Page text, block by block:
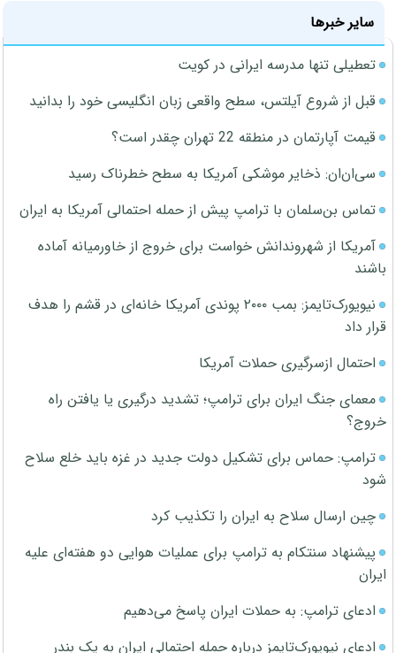
سایر خبرها
تعطیلی تنها مدرسه ایرانی در کویت
قبل از شروع آیلتس، سطح واقعی زبان انگلیسی خود را بدانید
قیمت آپارتمان در منطقه 22 تهران چقدر است؟
سی‌ان‌ان: ذخایر موشکی آمریکا به سطح خطرناک رسید
تماس بن‌سلمان با ترامپ پیش از حمله احتمالی آمریکا به ایران
آمریکا از شهروندانش خواست برای خروج از خاورمیانه آماده
باشند
نیویورک‌تایمز: بمب ۲۰۰۰ پوندی آمریکا خانه‌ای در قشم را هدف
قرار داد
احتمال ازسرگیری حملات آمریکا
معمای جنگ ایران برای ترامپ؛ تشدید درگیری یا یافتن راه
خروج؟
ترامپ: حماس برای تشکیل دولت جدید در غزه باید خلع سلاح
شود
چین ارسال سلاح به ایران را تکذیب کرد
پیشنهاد سنتکام به ترامپ برای عملیات هوایی دو هفته‌ای علیه
ایران
ادعای ترامپ: به حملات ایران پاسخ می‌دهیم
ادعای نیویورک‌تایمز درباره حمله احتمالی ایران به یک بندر